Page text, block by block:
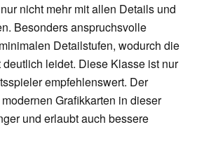
nicht mehr mit allen Details und
Besonders anspruchsvolle
Detailstufen, wodurch die
leidet. Diese Klasse ist nur
empfehlenswert. Der
Grafikkarten in dieser
und erlaubt auch bessere